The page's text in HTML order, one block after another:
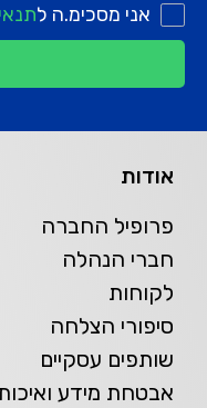
אני מסכימ.ה ל
אודות
פרופיל החברה
חברי הנהלה
לקוחות
סיפורי הצלחה
שותפים עסקיים
אבטחת מידע